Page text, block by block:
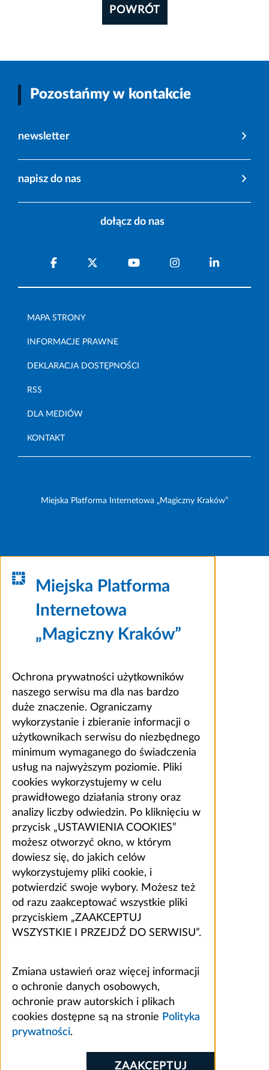
POWRÓT
Pozostańmy w kontakcie
newsletter
napisz do nas
dołącz do nas
MAPA STRONY
INFORMACJE PRAWNE
DEKLARACJA DOSTĘPNOŚCI
RSS
DLA MEDIÓW
KONTAKT
Miejska Platforma Internetowa „Magiczny Kraków”
Miejska Platforma
Internetowa
„Magiczny Kraków”
Ochrona prywatności użytkowników
naszego serwisu ma dla nas bardzo
duże znaczenie. Ograniczamy
wykorzystanie i zbieranie informacji o
użytkownikach serwisu do niezbędnego
minimum wymaganego do świadczenia
usług na najwyższym poziomie. Pliki
cookies wykorzystujemy w celu
prawidłowego działania strony oraz
analizy liczby odwiedzin. Po kliknięciu w
przycisk „USTAWIENIA COOKIES”
możesz otworzyć okno, w którym
dowiesz się, do jakich celów
wykorzystujemy pliki cookie, i
potwierdzić swoje wybory. Możesz też
od razu zaakceptować wszystkie pliki
przyciskiem „ZAAKCEPTUJ
WSZYSTKIE I PRZEJDŹ DO SERWISU”.
Zmiana ustawień oraz więcej informacji
o ochronie danych osobowych,
ochronie praw autorskich i plikach
cookies dostępne są na stronie Polityka
prywatności.
ZAAKCEPTUJ